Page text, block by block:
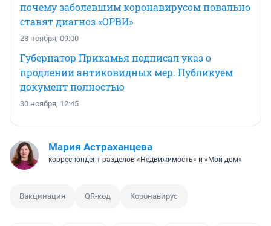
почему заболевшим коронавирусом повально
ставят диагноз «ОРВИ»
28 ноября, 09:00
Губернатор Прикамья подписал указ о
продлении антиковидных мер. Публикуем
документ полностью
30 ноября, 12:45
Мария Астраханцева
корреспондент разделов «Недвижимость» и «Мой дом»
Вакцинация QR-код Коронавирус